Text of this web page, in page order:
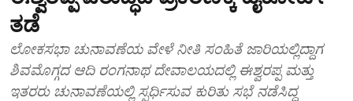
ತಡೆ
ಲೋಕಸಭಾ ಚುನಾವಣೆಯ ವೇಳೆ ನೀತಿ ಸಂಹಿತೆ ಜಾರಿಯಲ್ಲಿದ್ದಾಗ
ಶಿವಮೊಗ್ಗದ ಆದಿ ರಂಗನಾಥ ದೇವಾಲಯದಲ್ಲಿ ಈಶ್ವರಪ್ಪ ಮತ್ತು
ಇತರರು ಚುನಾವಣೆಯಲ್ಲಿ ಸ್ಪರ್ಧಿಸುವ ಕುರಿತು ಸಭೆ ನಡೆಸಿದ್ದ